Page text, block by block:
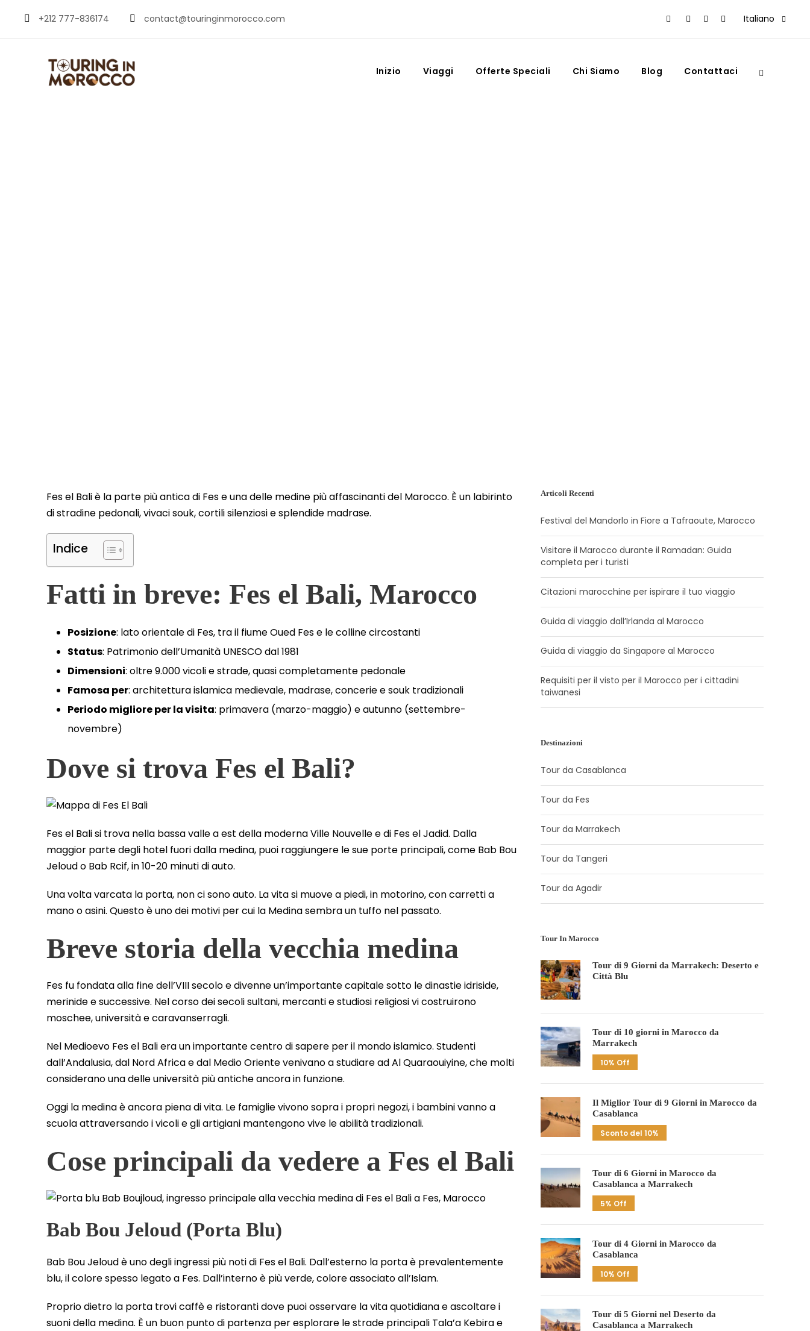
+212 777-836174 contact@touringinmorocco.com Italiano
Inizio Viaggi Offerte Speciali Chi Siamo Blog Contattaci
Fes el Bali è la parte più antica di Fes e una delle medine più affascinanti del Marocco. È un labirinto
di stradine pedonali, vivaci souk, cortili silenziosi e splendide madrase.
Indice
Fatti in breve: Fes el Bali, Marocco
Posizione: lato orientale di Fes, tra il fiume Oued Fes e le colline circostanti
Status: Patrimonio dell’Umanità UNESCO dal 1981
Dimensioni: oltre 9.000 vicoli e strade, quasi completamente pedonale
Famosa per: architettura islamica medievale, madrase, concerie e souk tradizionali
Periodo migliore per la visita: primavera (marzo-maggio) e autunno (settembre-
novembre)
Dove si trova Fes el Bali?
Fes el Bali si trova nella bassa valle a est della moderna Ville Nouvelle e di Fes el Jadid. Dalla
maggior parte degli hotel fuori dalla medina, puoi raggiungere le sue porte principali, come Bab Bou
Jeloud o Bab Rcif, in 10-20 minuti di auto.
Una volta varcata la porta, non ci sono auto. La vita si muove a piedi, in motorino, con carretti a
mano o asini. Questo è uno dei motivi per cui la Medina sembra un tuffo nel passato.
Breve storia della vecchia medina
Fes fu fondata alla fine dell’VIII secolo e divenne un’importante capitale sotto le dinastie idriside,
merinide e successive. Nel corso dei secoli sultani, mercanti e studiosi religiosi vi costruirono
moschee, università e caravanserragli.
Nel Medioevo Fes el Bali era un importante centro di sapere per il mondo islamico. Studenti
dall’Andalusia, dal Nord Africa e dal Medio Oriente venivano a studiare ad Al Quaraouiyine, che molti
considerano una delle università più antiche ancora in funzione.
Oggi la medina è ancora piena di vita. Le famiglie vivono sopra i propri negozi, i bambini vanno a
scuola attraversando i vicoli e gli artigiani mantengono vive le abilità tradizionali.
Cose principali da vedere a Fes el Bali
Bab Bou Jeloud (Porta Blu)
Bab Bou Jeloud è uno degli ingressi più noti di Fes el Bali. Dall’esterno la porta è prevalentemente
blu, il colore spesso legato a Fes. Dall’interno è più verde, colore associato all’Islam.
Proprio dietro la porta trovi caffè e ristoranti dove puoi osservare la vita quotidiana e ascoltare i
suoni della medina. È un buon punto di partenza per esplorare le strade principali Tala’a Kebira e
Articoli Recenti
Festival del Mandorlo in Fiore a Tafraoute, Marocco
Visitare il Marocco durante il Ramadan: Guida
completa per i turisti
Citazioni marocchine per ispirare il tuo viaggio
Guida di viaggio dall’Irlanda al Marocco
Guida di viaggio da Singapore al Marocco
Requisiti per il visto per il Marocco per i cittadini
taiwanesi
Destinazioni
Tour da Casablanca
Tour da Fes
Tour da Marrakech
Tour da Tangeri
Tour da Agadir
Tour In Marocco
Tour di 9 Giorni da Marrakech: Deserto e
Città Blu
Tour di 10 giorni in Marocco da
Marrakech
10% Off
Il Miglior Tour di 9 Giorni in Marocco da
Casablanca
Sconto del 10%
Tour di 6 Giorni in Marocco da
Casablanca a Marrakech
5% Off
Tour di 4 Giorni in Marocco da
Casablanca
10% Off
Tour di 5 Giorni nel Deserto da
Casablanca a Marrakech